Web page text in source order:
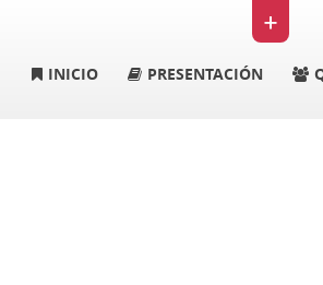
+
INICIO PRESENTACIÓN